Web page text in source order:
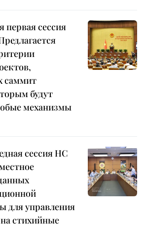
первая сессия
саммит
будут
механизмы
сессия НС
для управления
стихийные